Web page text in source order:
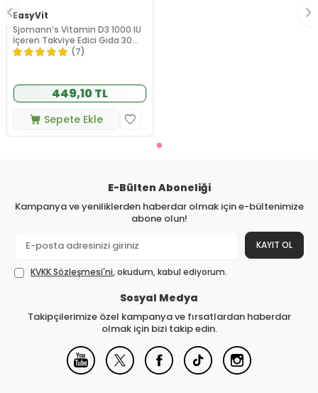
EasyVit
Sjomann’s Vitamin D3 1000 IU
İçeren Takviye Edici Gıda 30
Adet Çiğnenebilir Jel Form
(7)
449,10 TL
Sepete Ekle
E-Bülten Aboneliği
Kampanya ve yeniliklerden haberdar olmak için e-bültenimize
abone olun!
KAYIT OL
KVKK Sözleşmesi'ni, okudum, kabul ediyorum.
Sosyal Medya
Takipçilerimize özel kampanya ve fırsatlardan haberdar
olmak için bizi takip edin.